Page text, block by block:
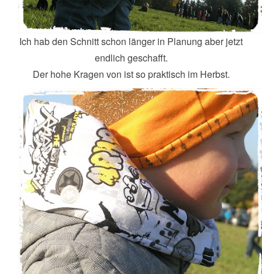
Ich hab den Schnitt schon länger in Planung aber jetzt
endlich geschafft.
Der hohe Kragen von ist so praktisch im Herbst.